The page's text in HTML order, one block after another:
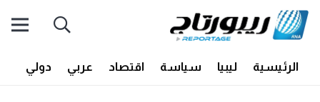
الرئيسية ليبيا سياسة اقتصاد عربي دولي